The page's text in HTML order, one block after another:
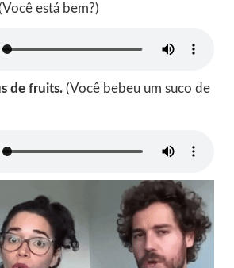
está bem?)
de fruits.(Você bebeu um suco de